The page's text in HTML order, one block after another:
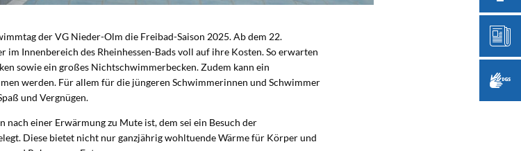
der VG Nieder-Olm die Freibad-Saison 2025. Ab dem 22.
Innenbereich des Rheinhessen-Bads voll auf ihre Kosten. So erwarten
sowie ein großes Nichtschwimmerbecken. Zudem kann ein
werden. Für allem für die jüngeren Schwimmerinnen und Schwimmer
und Vergnügen.
nach einer Erwärmung zu Mute ist, dem sei ein Besuch der
Diese bietet nicht nur ganzjährig wohltuende Wärme für Körper und